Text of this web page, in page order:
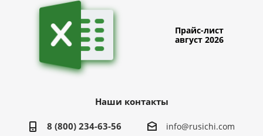
Прайс-лист
август 2026
Наши контакты
8 (800) 234-63-56 info@rusichi.com